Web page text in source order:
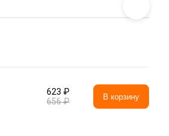
623 ₽
656 ₽
В корзину